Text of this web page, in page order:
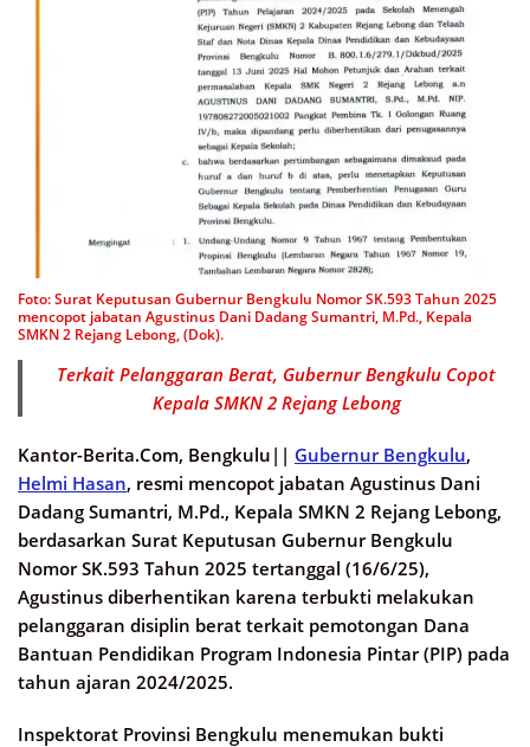
Foto: Surat Keputusan Gubernur Bengkulu Nomor SK.593 Tahun 2025
mencopot jabatan Agustinus Dani Dadang Sumantri, M.Pd., Kepala
SMKN 2 Rejang Lebong, (Dok).
Terkait Pelanggaran Berat, Gubernur Bengkulu Copot
Kepala SMKN 2 Rejang Lebong
Kantor-Berita.Com, Bengkulu|| Gubernur Bengkulu,
Helmi Hasan, resmi mencopot jabatan Agustinus Dani
Dadang Sumantri, M.Pd., Kepala SMKN 2 Rejang Lebong,
berdasarkan Surat Keputusan Gubernur Bengkulu
Nomor SK.593 Tahun 2025 tertanggal (16/6/25),
Agustinus diberhentikan karena terbukti melakukan
pelanggaran disiplin berat terkait pemotongan Dana
Bantuan Pendidikan Program Indonesia Pintar (PIP) pada
tahun ajaran 2024/2025.
Inspektorat Provinsi Bengkulu menemukan bukti